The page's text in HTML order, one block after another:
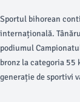
Sportul bihorean
internațională.
podiumul
bronz la categoria 55
generație de sportivi